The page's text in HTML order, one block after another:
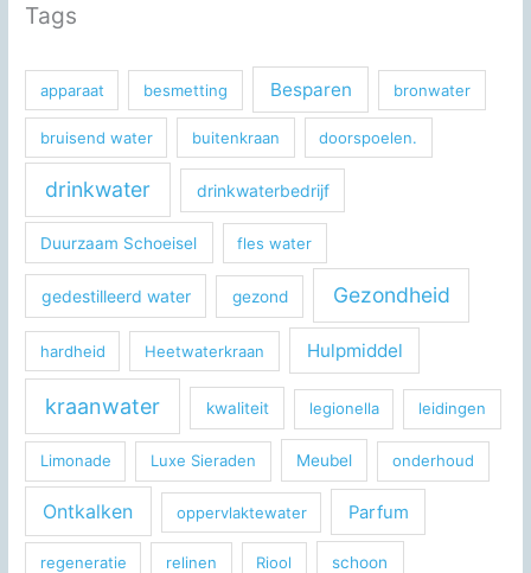
Tags
apparaat besmetting Besparen bronwater
bruisend water buitenkraan doorspoelen.
drinkwater drinkwaterbedrijf
Duurzaam Schoeisel fles water
gedestilleerd water gezond Gezondheid
hardheid Heetwaterkraan Hulpmiddel
kraanwater kwaliteit legionella leidingen
Limonade Luxe Sieraden Meubel onderhoud
Ontkalken oppervlaktewater Parfum
regeneratie relinen Riool schoon